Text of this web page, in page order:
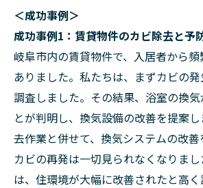
＜成功事例＞
成功事例1：賃貸物件のカビ除去と予
岐阜市内の賃貸物件で、入居者から
ありました。私たちは、まずカビの
調査しました。その結果、浴室の換
とが判明し、換気設備の改善を提案
去作業と併せて、換気システムの改善
カビの再発は一切見られなくなりま
は、住環境が大幅に改善されたと高